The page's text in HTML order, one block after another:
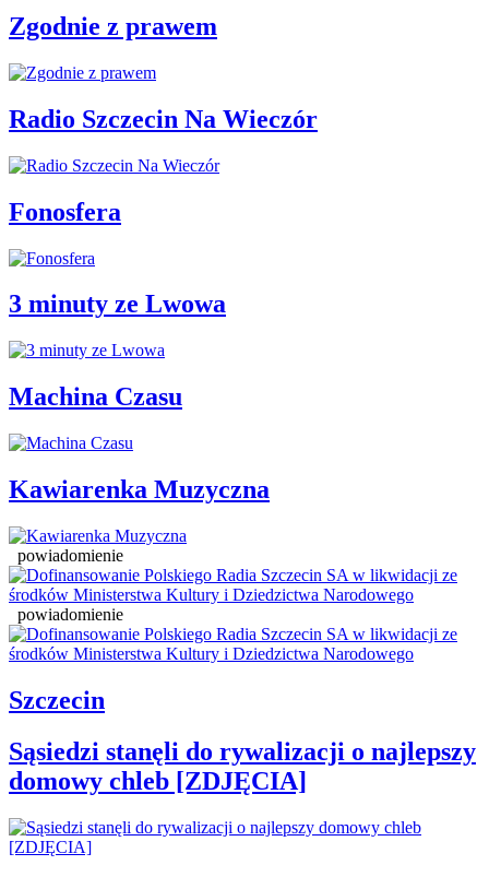
Zgodnie z prawem
Radio Szczecin Na Wieczór
Fonosfera
3 minuty ze Lwowa
Machina Czasu
Kawiarenka Muzyczna
powiadomienie
powiadomienie
Szczecin
Sąsiedzi stanęli do rywalizacji o najlepszy
domowy chleb [ZDJĘCIA]